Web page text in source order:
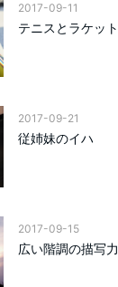
2017-09-11
テニスとラケット
2017-09-21
従姉妹のイハ
2017-09-15
広い階調の描写力